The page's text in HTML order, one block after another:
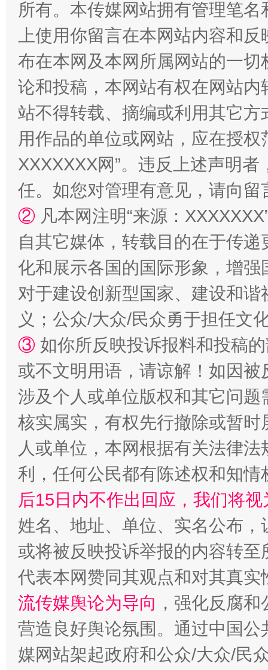
漫山遍野的桃花与雪山、麦地、白藏房 除
招工难、用工荒背后
网上购药对药下症？
这是一记警钟！ 谢
所有。本传媒网站拥有管理笔
上使用你留言在本网站内容和
布在本网及本网所属网站的一
论和投稿，本网站有权在网站
站不得转载、摘编或利用其它
用作品的单位或网站，应在授
XXXXXXX网”。违反上述声明
任。如您对管理有意见，请向
② 凡本网注明“来源：
自其它媒体，转载目的在于传
化和展示各国的国际形象，增
对于建设创新型国家、建设和
义；公众/大众/民众勇于担任文
③ 如你所反映投诉报料和投稿
或不文明用语，请谅解！如因
涉及个人或单位版权和其它问题
核实属实，有权先行撤除或暂
人或单位，本网根据有关法律
利，任何公民都有陈述权和知情
后15日内不作出回应，我们将
姓名、地址、单位、实名公布
或将被反映投诉举报的内容转
代表本网赞同其观点和对其真实
流传媒舆论为导向 ，强化反腐
营造良好舆论氛围。通过中国
媒网站架起政府和公众/大众/民